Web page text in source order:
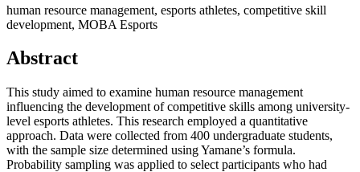
human resource management, esports athletes, competitive skill
development, MOBA Esports
Abstract
This study aimed to examine human resource management
influencing the development of competitive skills among university-
level esports athletes. This research employed a quantitative
approach. Data were collected from 400 undergraduate students,
with the sample size determined using Yamane’s formula.
Probability sampling was applied to select participants who had